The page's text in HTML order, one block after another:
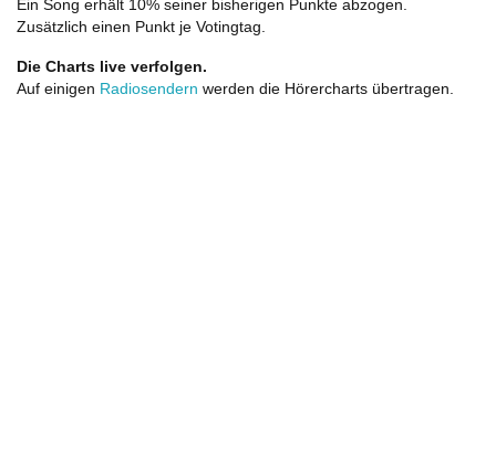
Ein Song erhält 10% seiner bisherigen Punkte abzogen.
Zusätzlich einen Punkt je Votingtag.
Die Charts live verfolgen.
Auf einigen Radiosendern werden die Hörercharts übertragen.